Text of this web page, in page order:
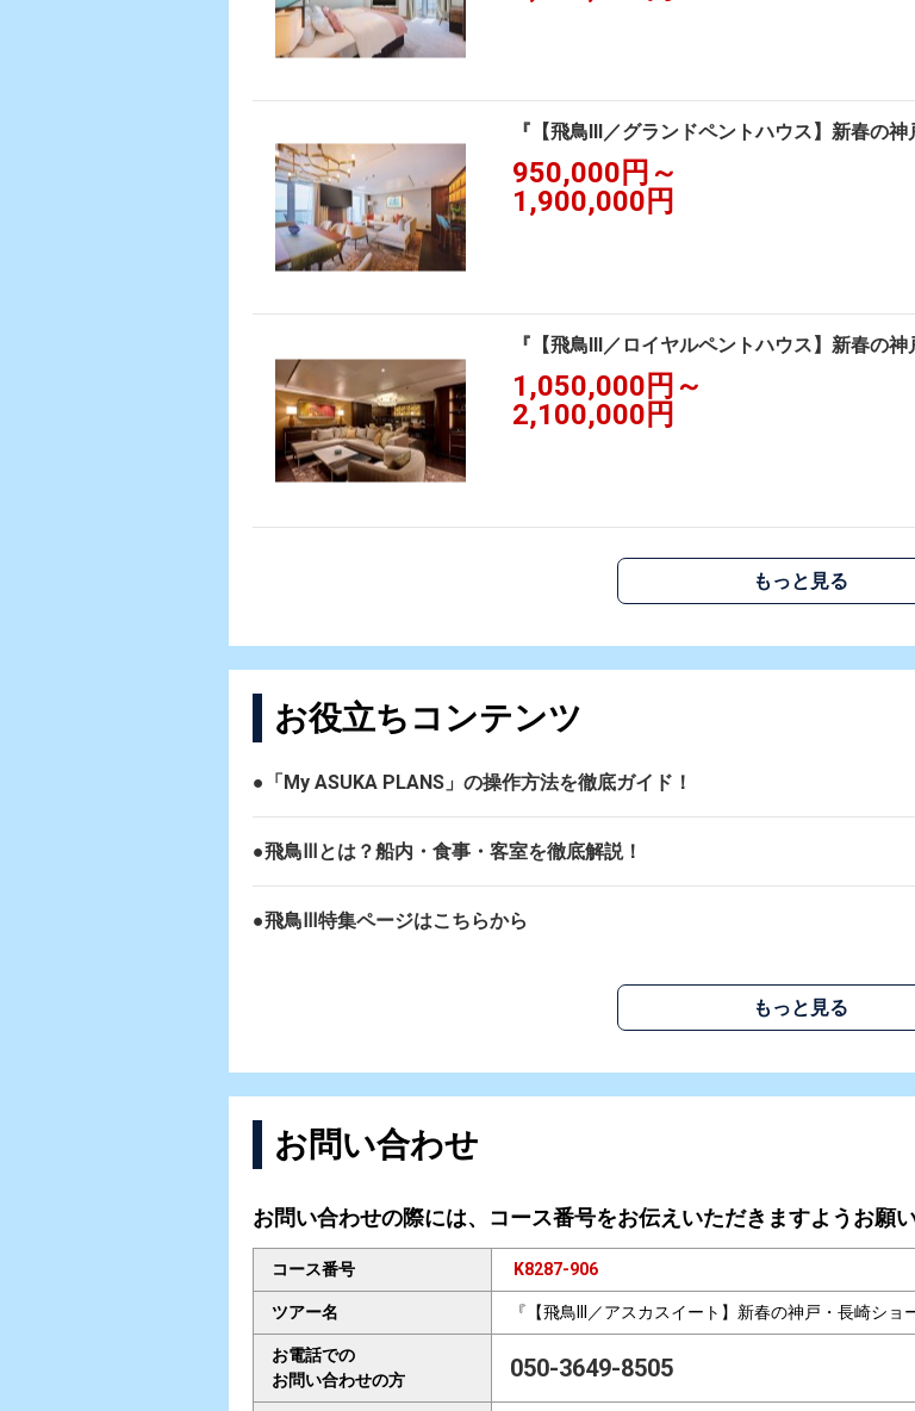
『【飛鳥III／グランドペントハウス】新春の
950,000円～
1,900,000円
『【飛鳥III／ロイヤルペントハウス】新春の
1,050,000円～
2,100,000円
もっと見る
お役立ちコンテンツ
●「My ASUKA PLANS」の操作方法を徹底ガイド！
●飛鳥Ⅲとは？船内・食事・客室を徹底解説！
●飛鳥Ⅲ特集ページはこちらから
もっと見る
お問い合わせ
お問い合わせの際には、コース番号をお伝えいただきますようお願い
コース番号 K8287-906
ツアー名 『【飛鳥III／アスカスイート】新春の神戸・長崎ショ
お電話での
お問い合わせの方
050-3649-8505